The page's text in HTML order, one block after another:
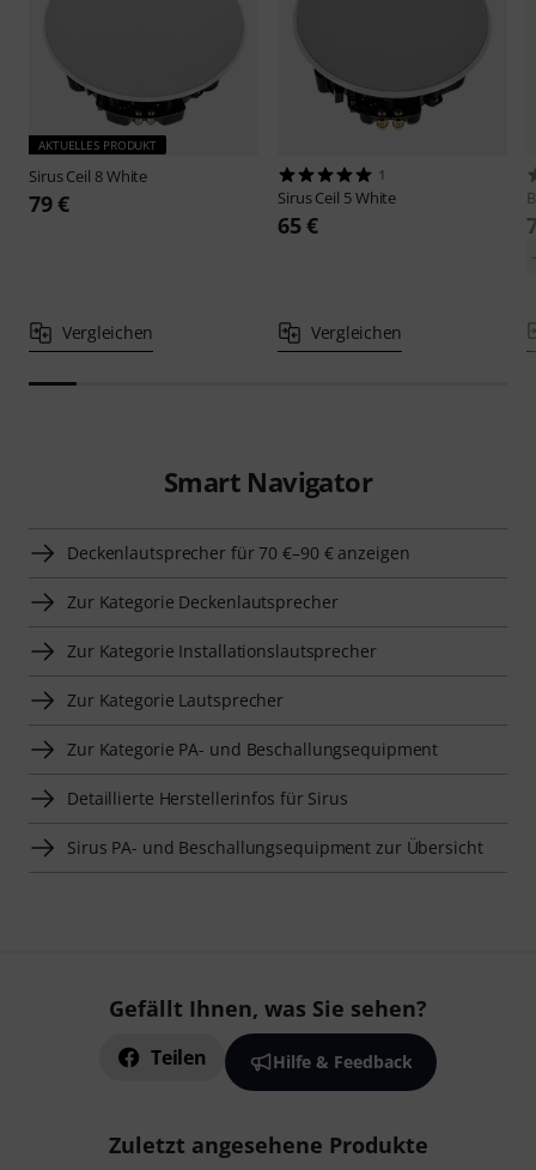
AKTUELLES PRODUKT
SirusCeil 8 White
79 €
Vergleichen
1
SirusCeil 5 White
65 €
Vergleichen
Smart Navigator
Deckenlautsprecher für 70 €–90 € anzeigen
Zur Kategorie Deckenlautsprecher
Zur Kategorie Installationslautsprecher
Zur Kategorie Lautsprecher
Zur Kategorie PA- und Beschallungsequipment
Detaillierte Herstellerinfos für Sirus
Sirus PA- und Beschallungsequipment zur Übersicht
Gefällt Ihnen, was Sie sehen?
Teilen Hilfe & Feedback
Zuletzt angesehene Produkte